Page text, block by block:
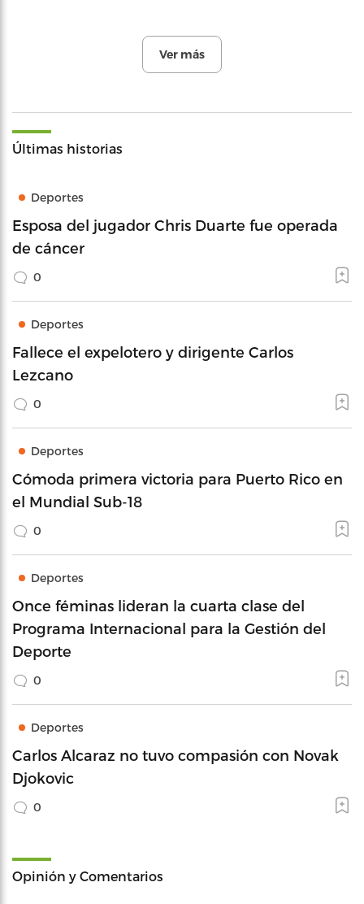
Ver más
Últimas historias
Deportes
Esposa del jugador Chris Duarte fue operada
de cáncer
0
Deportes
Fallece el expelotero y dirigente Carlos
Lezcano
0
Deportes
Cómoda primera victoria para Puerto Rico en
el Mundial Sub-18
0
Deportes
Once féminas lideran la cuarta clase del
Programa Internacional para la Gestión del
Deporte
0
Deportes
Carlos Alcaraz no tuvo compasión con Novak
Djokovic
0
Opinión y Comentarios